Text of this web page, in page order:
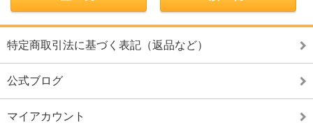
特定商取引法に基づく表記（返品など）
公式ブログ
マイアカウント